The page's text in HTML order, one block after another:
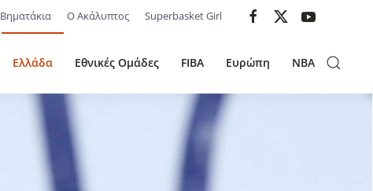
Βηματάκια Ο Ακάλυπτος Superbasket Girl
Ελλάδα Εθνικές Ομάδες FIBA Ευρώπη NBA